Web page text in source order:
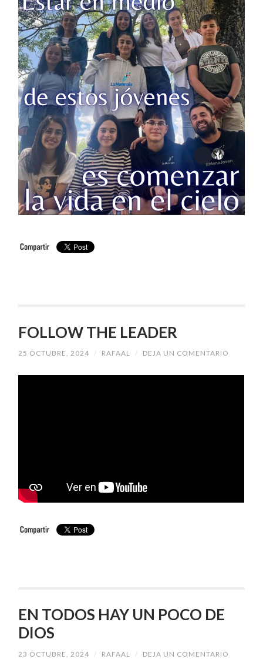
FOLLOW THE LEADER
25 OCTUBRE, 2024 / RAFAAL / DEJA UN COMENTARIO
EN TODOS HAY UN POCO DE
DIOS
23 OCTUBRE, 2024 / RAFAAL / DEJA UN COMENTARIO